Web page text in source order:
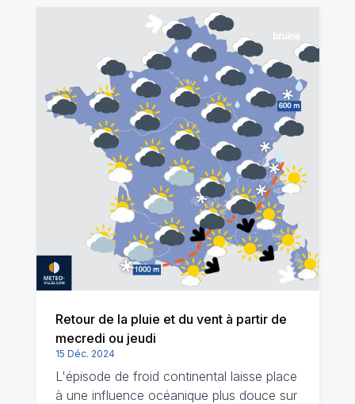
Retour de la pluie et du vent à partir de
mecredi ou jeudi
15 Déc. 2024
L'épisode de froid continental laisse place
à une influence océanique plus douce sur